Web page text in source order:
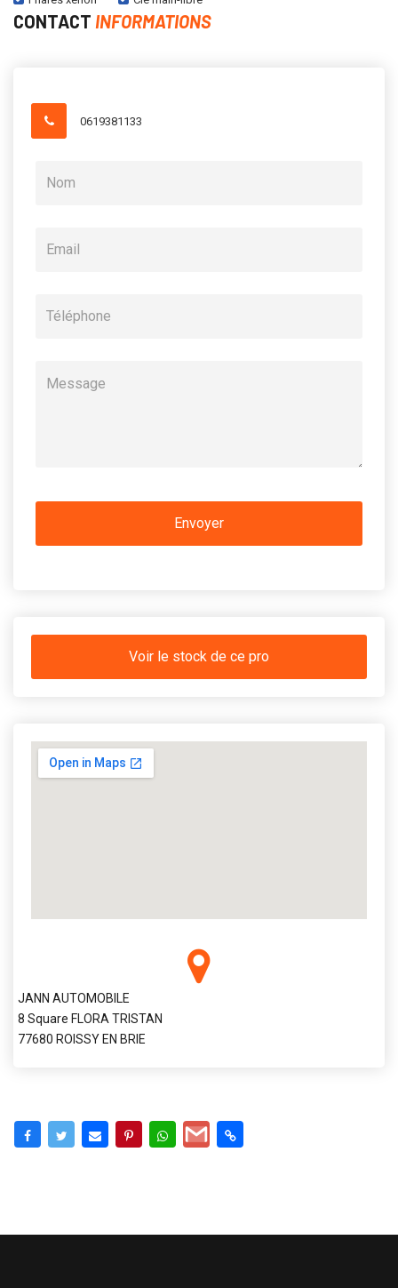
CONTACT INFORMATIONS
0619381133
Voir le stock de ce pro
JANN AUTOMOBILE
8 Square FLORA TRISTAN
77680 ROISSY EN BRIE